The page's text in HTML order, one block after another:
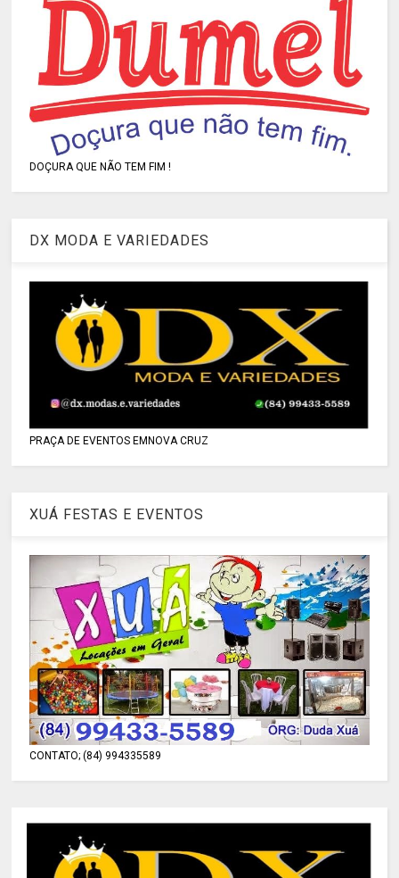
DOÇURA QUE NÃO TEM FIM !
DX MODA E VARIEDADES
PRAÇA DE EVENTOS EMNOVA CRUZ
XUÁ FESTAS E EVENTOS
CONTATO; (84) 994335589